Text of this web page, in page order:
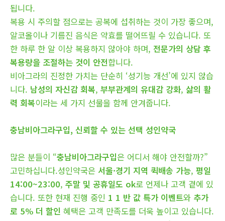
됩니다.
복용 시 주의할 점으로는 공복에 섭취하는 것이 가장 좋으며,
알코올이나 기름진 음식은 약효를 떨어뜨릴 수 있습니다. 또
한 하루 한 알 이상 복용하지 않아야 하며, 전문가의 상담 후
복용량을 조절하는 것이 안전합니다.
비아그라의 진정한 가치는 단순히 ‘성기능 개선’에 있지 않습
니다. 남성의 자신감 회복, 부부관계의 유대감 강화, 삶의 활
력 회복이라는 세 가지 선물을 함께 안겨줍니다.
충남비아그라구입, 신뢰할 수 있는 선택 성인약국
많은 분들이 “충남비아그라구입은 어디서 해야 안전할까?”
고민하십니다.성인약국은 서울·경기 지역 퀵배송 가능, 평일
14:00~23:00, 주말 및 공휴일도 ok로 언제나 고객 곁에 있
습니다. 또한 현재 진행 중인 1 1 반 값 특가 이벤트와 추가
로 5% 더 할인 혜택은 고객 만족도를 더욱 높이고 있습니다.